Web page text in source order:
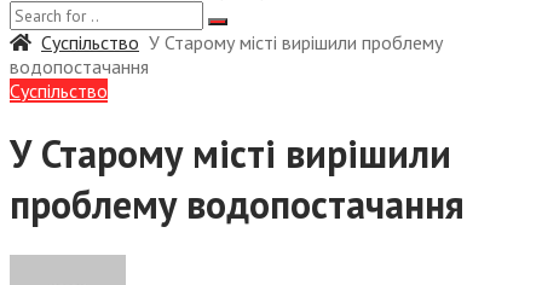
Суспiльство У Старому місті вирішили проблему
водопостачання
Суспiльство
У Старому місті вирішили
проблему водопостачання